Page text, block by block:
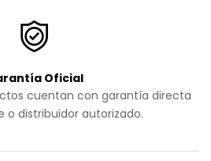
Oficial
cuentan con garantía directa
o distribuidor autorizado.